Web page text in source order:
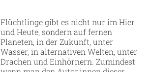
Flüchtlinge gibt es nicht nur im Hier
und Heute, sondern auf fernen
Planeten, in der Zukunft, unter
Wasser, in alternativen Welten, unter
Drachen und Einhörnern. Zumindest